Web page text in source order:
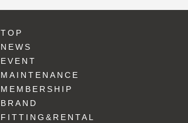
TOP
NEWS
EVENT
MAINTENANCE
MEMBERSHIP
BRAND
FITTING&RENTAL